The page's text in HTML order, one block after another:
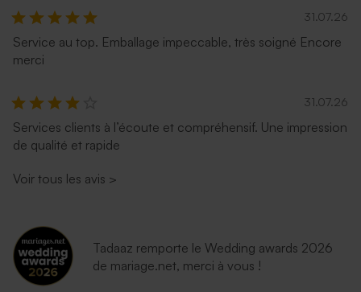
31.07.26
Service au top. Emballage impeccable, très soigné Encore
merci
31.07.26
Services clients à l’écoute et compréhensif. Une impression
de qualité et rapide
Voir tous les avis >
Tadaaz remporte le Wedding awards 2026
de mariage.net, merci à vous !